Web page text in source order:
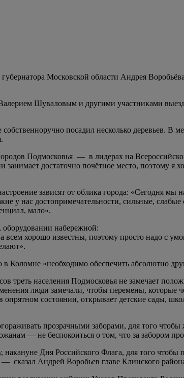
Московской области Андрея
Шуваловым и другими участниками
посадил несколько деревьев. В
Подмосковья — в лидерах на
достаточно почётное место, поэтому я
зависят от облика города: «Сегодня
у нас достопримечательности, сильные,
мало».
оборудовании набережной:
всем хорошо известны, поэтому просто надо с
Коломне «необходимо обеспечить абсолютно
треть населения Подмосковья не замечает
люди замечали, чтобы перемены,
состоянии, открывает детские сады,
прозрачными заборами, для того
— не беспокоиться о том, что за забором
Дня Российского Флага, для того чтобы
сказал Андрей Воробьев главе Клинского